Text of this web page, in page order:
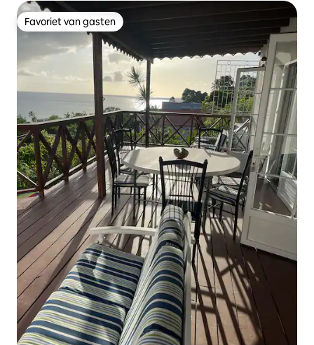
Favoriet van gasten
Favoriet van gasten